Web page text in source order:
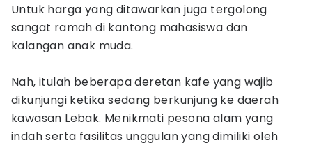
Untuk harga yang ditawarkan juga tergolong
sangat ramah di kantong mahasiswa dan
kalangan anak muda.
Nah, itulah beberapa deretan kafe yang wajib
dikunjungi ketika sedang berkunjung ke daerah
kawasan Lebak. Menikmati pesona alam yang
indah serta fasilitas unggulan yang dimiliki oleh